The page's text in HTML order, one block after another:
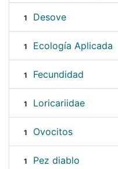
1 Desove
1 Ecología Aplicada
1 Fecundidad
1 Loricariidae
1 Ovocitos
1 Pez diablo